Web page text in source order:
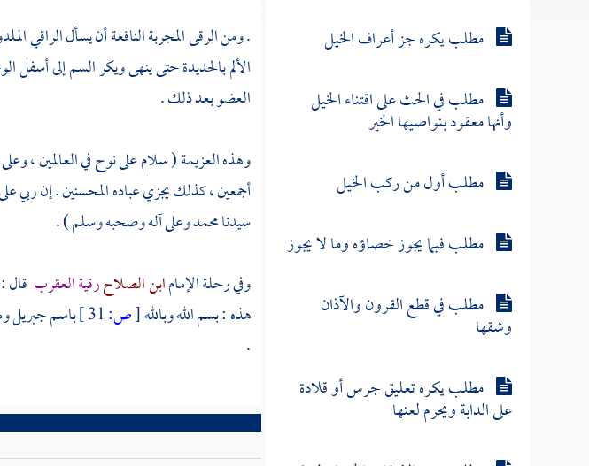
مطلب يكره جز أعراف الخيل
مطلب في الحث على اقتناء الخيل
وأنها معقود بنواصيها الخير
مطلب أول من ركب الخيل
مطلب فيما يجوز خصاؤه وما لا يجوز
مطلب في قطع القرون والآذان
وشقها
مطلب يكره تعليق جرس أو قلادة
على الدابة ويحرم لعنها
. ومن الرقى المجربة النافعة أن يسأل الراقي
الألم بالحديدة حتى ينهى ويكر السم إلى
العضو بعد ذلك .
وهذه العزيمة ( سلام علىنوحفي العالمين ، وعلى
أجمعين ، كذلك يجزي عباده المحسنين . إن ربي
سيدنامحمدوعلى آله وصحبه وسلم ) .
وفي رحلة الإمامابن الصلاحرقية العقرب قال
هذه : بسم الله وبالله[ص: باسمجبريل
.